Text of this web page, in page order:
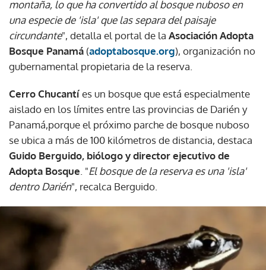
montaña, lo que ha convertido al bosque nuboso en
una especie de 'isla' que las separa del paisaje
circundante", detalla el portal de la Asociación Adopta
Bosque Panamá (adoptabosque.org), organización no
gubernamental propietaria de la reserva.
Cerro Chucantíes un bosque que está especialmente
aislado en los límites entre las provincias de Darién y
Panamá,porque el próximo parche de bosque nuboso
se ubica a más de 100 kilómetros de distancia, destaca
Guido Berguido, biólogo y director ejecutivo de
Adopta Bosque . "El bosque de la reserva es una 'isla'
dentro Darién", recalca Berguido.